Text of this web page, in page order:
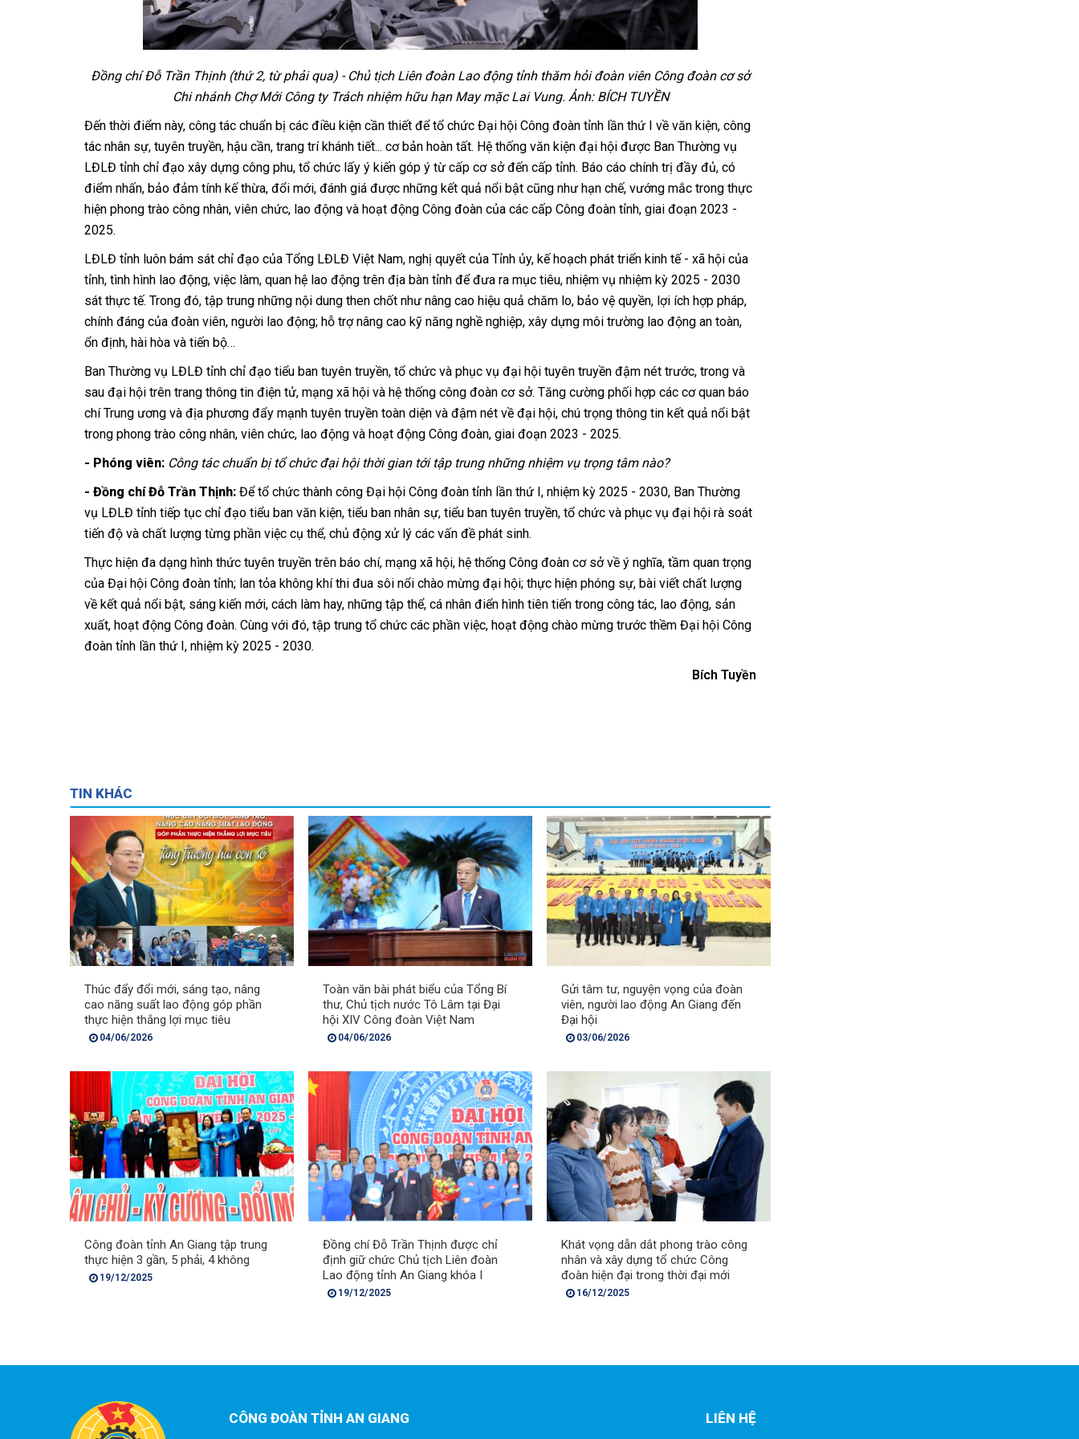
Đồng chí Đỗ Trần Thịnh (thứ 2, từ phải qua) - Chủ tịch Liên đoàn Lao động tỉnh thăm hỏi đoàn viên Công đoàn cơ sở
Chi nhánh Chợ Mới Công ty Trách nhiệm hữu hạn May mặc Lai Vung. Ảnh: BÍCH TUYỀN
Đến thời điểm này, công tác chuẩn bị các điều kiện cần thiết để tổ chức Đại hội Công đoàn tỉnh lần thứ I về văn kiện, công
tác nhân sự, tuyên truyền, hậu cần, trang trí khánh tiết... cơ bản hoàn tất. Hệ thống văn kiện đại hội được Ban Thường vụ
LĐLĐ tỉnh chỉ đạo xây dựng công phu, tổ chức lấy ý kiến góp ý từ cấp cơ sở đến cấp tỉnh. Báo cáo chính trị đầy đủ, có
điểm nhấn, bảo đảm tính kế thừa, đổi mới, đánh giá được những kết quả nổi bật cũng như hạn chế, vướng mắc trong thực
hiện phong trào công nhân, viên chức, lao động và hoạt động Công đoàn của các cấp Công đoàn tỉnh, giai đoạn 2023 -
2025.
LĐLĐ tỉnh luôn bám sát chỉ đạo của Tổng LĐLĐ Việt Nam, nghị quyết của Tỉnh ủy, kế hoạch phát triển kinh tế - xã hội của
tỉnh, tình hình lao động, việc làm, quan hệ lao động trên địa bàn tỉnh để đưa ra mục tiêu, nhiệm vụ nhiệm kỳ 2025 - 2030
sát thực tế. Trong đó, tập trung những nội dung then chốt như nâng cao hiệu quả chăm lo, bảo vệ quyền, lợi ích hợp pháp,
chính đáng của đoàn viên, người lao động; hỗ trợ nâng cao kỹ năng nghề nghiệp, xây dựng môi trường lao động an toàn,
ổn định, hài hòa và tiến bộ…
Ban Thường vụ LĐLĐ tỉnh chỉ đạo tiểu ban tuyên truyền, tổ chức và phục vụ đại hội tuyên truyền đậm nét trước, trong và
sau đại hội trên trang thông tin điện tử, mạng xã hội và hệ thống công đoàn cơ sở. Tăng cường phối hợp các cơ quan báo
chí Trung ương và địa phương đẩy mạnh tuyên truyền toàn diện và đậm nét về đại hội, chú trọng thông tin kết quả nổi bật
trong phong trào công nhân, viên chức, lao động và hoạt động Công đoàn, giai đoạn 2023 - 2025.
- Phóng viên: Công tác chuẩn bị tổ chức đại hội thời gian tới tập trung những nhiệm vụ trọng tâm nào?
- Đồng chí Đỗ Trần Thịnh: Để tổ chức thành công Đại hội Công đoàn tỉnh lần thứ I, nhiệm kỳ 2025 - 2030, Ban Thường
vụ LĐLĐ tỉnh tiếp tục chỉ đạo tiểu ban văn kiện, tiểu ban nhân sự, tiểu ban tuyên truyền, tổ chức và phục vụ đại hội rà soát
tiến độ và chất lượng từng phần việc cụ thể, chủ động xử lý các vấn đề phát sinh.
Thực hiện đa dạng hình thức tuyên truyền trên báo chí, mạng xã hội, hệ thống Công đoàn cơ sở về ý nghĩa, tầm quan trọng
của Đại hội Công đoàn tỉnh; lan tỏa không khí thi đua sôi nổi chào mừng đại hội; thực hiện phóng sự, bài viết chất lượng
về kết quả nổi bật, sáng kiến mới, cách làm hay, những tập thể, cá nhân điển hình tiên tiến trong công tác, lao động, sản
xuất, hoạt động Công đoàn. Cùng với đó, tập trung tổ chức các phần việc, hoạt động chào mừng trước thềm Đại hội Công
đoàn tỉnh lần thứ I, nhiệm kỳ 2025 - 2030.
Bích Tuyền
TIN KHÁC
Thúc đẩy đổi mới, sáng tạo, nâng
cao năng suất lao động góp phần
thực hiện thắng lợi mục tiêu
04/06/2026
Toàn văn bài phát biểu của Tổng Bí
thư, Chủ tịch nước Tô Lâm tại Đại
hội XIV Công đoàn Việt Nam
04/06/2026
Gửi tâm tư, nguyện vọng của đoàn
viên, người lao động An Giang đến
Đại hội
03/06/2026
Công đoàn tỉnh An Giang tập trung
thực hiện 3 gần, 5 phải, 4 không
19/12/2025
Đồng chí Đỗ Trần Thịnh được chỉ
định giữ chức Chủ tịch Liên đoàn
Lao động tỉnh An Giang khóa I
19/12/2025
Khát vọng dẫn dắt phong trào công
nhân và xây dựng tổ chức Công
đoàn hiện đại trong thời đại mới
16/12/2025
CÔNG ĐOÀN TỈNH AN GIANG LIÊN HỆ